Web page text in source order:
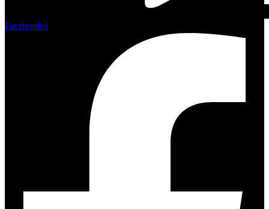
Facebook-f